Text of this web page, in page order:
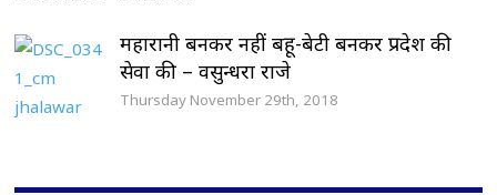
महारानी बनकर नहीं बहू-बेटी बनकर प्रदेश की
सेवा की – वसुन्धरा राजे
Thursday November 29th, 2018